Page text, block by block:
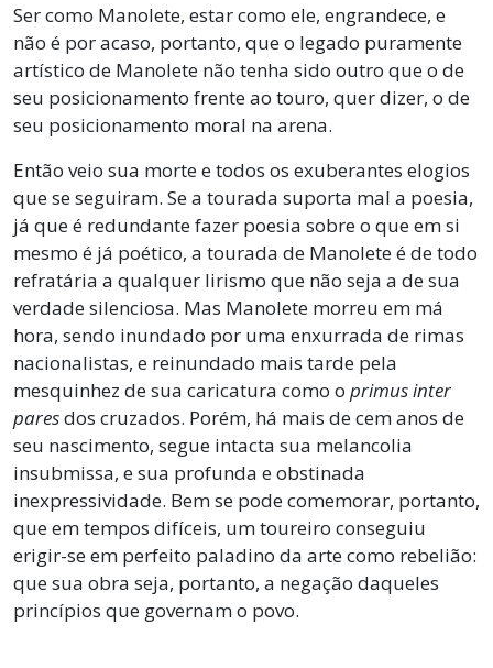
Ser como Manolete, estar como ele, engrandece, e
não é por acaso, portanto, que o legado puramente
artístico de Manolete não tenha sido outro que o de
seu posicionamento frente ao touro, quer dizer, o de
seu posicionamento moral na arena.
Então veio sua morte e todos os exuberantes elogios
que se seguiram. Se a tourada suporta mal a poesia,
já que é redundante fazer poesia sobre o que em si
mesmo é já poético, a tourada de Manolete é de todo
refratária a qualquer lirismo que não seja a de sua
verdade silenciosa. Mas Manolete morreu em má
hora, sendo inundado por uma enxurrada de rimas
nacionalistas, e reinundado mais tarde pela
mesquinhez de sua caricatura como o primus inter
paresdos cruzados. Porém, há mais de cem anos de
seu nascimento, segue intacta sua melancolia
insubmissa, e sua profunda e obstinada
inexpressividade. Bem se pode comemorar, portanto,
que em tempos difíceis, um toureiro conseguiu
erigir-se em perfeito paladino da arte como rebelião:
que sua obra seja, portanto, a negação daqueles
princípios que governam o povo.